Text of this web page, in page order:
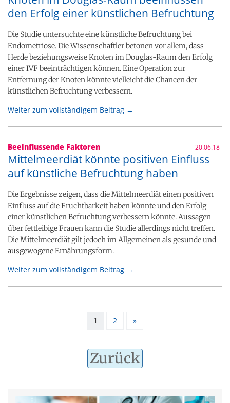
den Erfolg einer künstlichen Befruchtung
Die Studie untersuchte eine künstliche Befruchtung bei
Endometriose. Die Wissenschaftler betonen vor allem, dass
Herde beziehungsweise Knoten im Douglas-Raum den Erfolg
einer IVF beeinträchtigen können. Eine Operation zur
Entfernung der Knoten könnte vielleicht die Chancen der
künstlichen Befruchtung verbessern.
Weiter zum vollständigem Beitrag →
Beeinflussende Faktoren 20.06.18
Mittelmeerdiät könnte positiven Einfluss
auf künstliche Befruchtung haben
Die Ergebnisse zeigen, dass die Mittelmeerdiät einen positiven
Einfluss auf die Fruchtbarkeit haben könnte und den Erfolg
einer künstlichen Befruchtung verbessern könnte. Aussagen
über fettleibige Frauen kann die Studie allerdings nicht treffen.
Die Mittelmeerdiät gilt jedoch im Allgemeinen als gesunde und
ausgewogene Ernährungsform.
Weiter zum vollständigem Beitrag →
1 2 »
Zurück